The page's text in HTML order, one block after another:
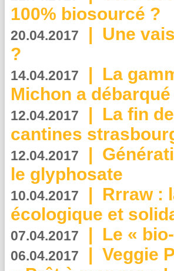
100% biosourcé ?
20.04.2017 | Une
?
14.04.2017 | La
Michon a
12.04.2017 | La fin
cantines
12.04.2017 |
le glyphosate
10.04.2017 | Rrraw :
écologique et
07.04.2017 | Le «
06.04.2017 | Veggie